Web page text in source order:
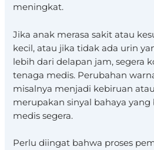
meningkat.
Jika anak merasa sakit atau
kecil, atau jika tidak ada urin
lebih dari delapan jam, segera
tenaga medis. Perubahan
misalnya menjadi kebiruan
merupakan sinyal bahaya
medis segera.
Perlu diingat bahwa proses